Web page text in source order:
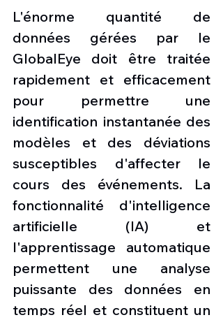
L'énorme quantité de
données gérées par le
GlobalEye doit être traitée
rapidement et efficacement
pour permettre une
identification instantanée des
modèles et des déviations
susceptibles d'affecter le
cours des événements. La
fonctionnalité d'intelligence
artificielle (IA) et
l'apprentissage automatique
permettent une analyse
puissante des données en
temps réel et constituent un